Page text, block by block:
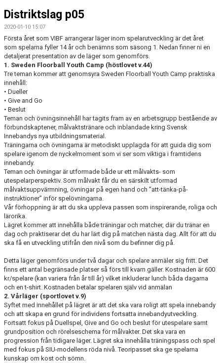
Distriktslag p05
2020-01-10 15:07
Första året som VIBF arrangerar läger inom spelarutveckling är det året
som spelarna fyller 14 år och benämns som säsong 1. Nedan finner ni en
detaljerat presentation av de läger som genomförs.
1. Sweden Floorball Youth Camp (höstlovet v.44)
Tre teman kommer att genomsyra Sweden Floorball Youth Camp praktiska
innehåll:
• Dueller
• Give and Go
• Beslut
Teman och övningsinnehåll har tagits fram av en arbetsgrupp bestående av
förbundskaptener, målvaktstränare och inblandade kring Svensk
Innebandys nya utbildningsmaterial.
Träningarna och övningarna är metodiskt upplagda för att guida dig som
spelare igenom de nyckelmoment som vi ser som viktiga i framtidens
innebandy.
Teman och övningar är utformade både ur ett målvakts- som
utespelarperspektiv. Som målvakt får du en särskilt utformad
målvaktsuppvärmning, övningar på egen hand och ”att-tänka-på-
instruktioner” inför spelövningarna.
Vår förhoppning är att du ska uppleva passen som inspirerande, roliga och
lärorika.
Lägret kommer att innehålla både träningar och matcher, där du tränar en
dag och praktiserar det du har lärt dig på matchen nästa dag. Allt för att du
ska få en utveckling utifrån den nivå som du befinner dig på.
Detta läger genomförs under två dagar och spelare anmäler sig fritt. Det
finns ett antal begränsade platser så förs till kvarn gäller. Kostnaden är 600
kr/spelare (kan variera från år till år) vilket inkluderar lunch båda dagarna
och en t-shirt. Kostnaden betalar spelaren själv vid anmälan
2. Vårläger (sportlovet v.9)
Syftet med innehållet på lägret är att det ska vara roligt att spela innebandy
och att skapa en grund för individens fortsatta innebandyutveckling.
Fortsatt fokus på Duellspel, Give and Go och beslut för utespelare samt
grundposition och rörelseschema för målvakter. Det ska vara en
progression från tidigare läger. Lägret ska innehålla träningspass och spel
med fokus på SIU-modellens röda nivå. Teoripasset ska ge spelarna
kunskap om kost och sömn.